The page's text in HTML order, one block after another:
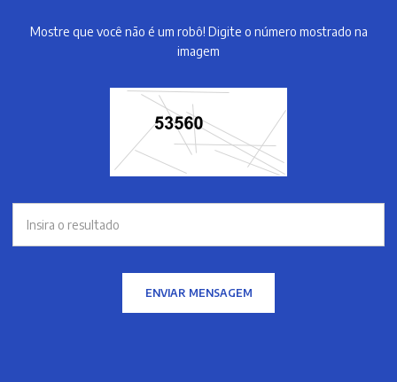
Mostre que você não é um robô! Digite o número mostrado na
imagem
ENVIAR MENSAGEM